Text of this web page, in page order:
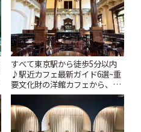
すべて東京駅から徒歩5分以内
♪駅近カフェ最新ガイド6選~重
要文化財の洋館カフェから、改
札すぐのレトロ喫茶まで~ | こと
りっぷ